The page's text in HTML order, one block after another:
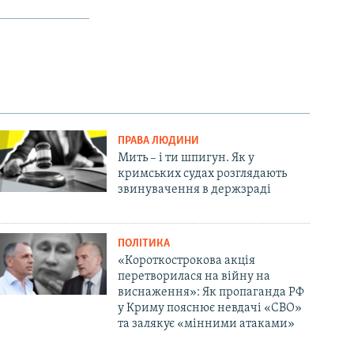
ПРАВА ЛЮДИНИ
Мить – і ти шпигун. Як у
кримських судах розглядають
звинувачення в держзраді
ПОЛІТИКА
«Короткострокова акція
перетворилася на війну на
виснаження»: Як пропаганда РФ
у Криму пояснює невдачі «СВО»
та залякує «мінними атаками»